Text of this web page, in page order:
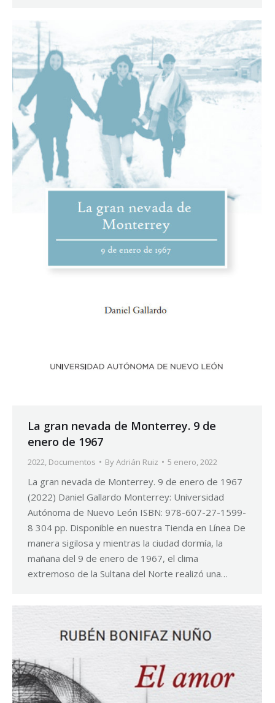
La gran nevada de Monterrey. 9 de
enero de 1967
2022, Documentos ByAdrián Ruiz 5 enero, 2022
La gran nevada de Monterrey. 9 de enero de 1967
(2022) Daniel Gallardo Monterrey: Universidad
Autónoma de Nuevo León ISBN: 978-607-27-1599-
8 304 pp. Disponible en nuestra Tienda en Línea De
manera sigilosa y mientras la ciudad dormía, la
mañana del 9 de enero de 1967, el clima
extremoso de la Sultana del Norte realizó una…